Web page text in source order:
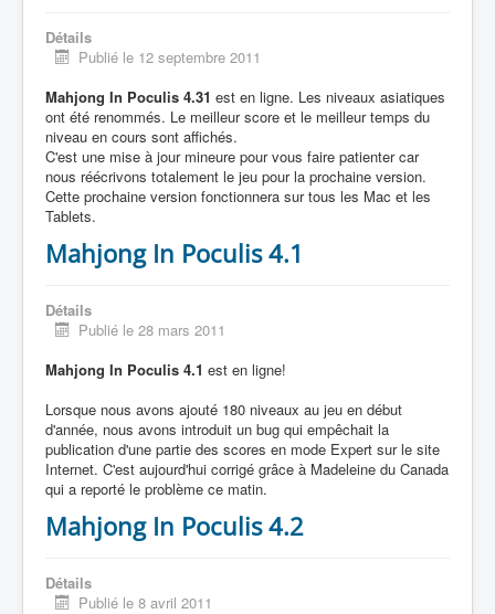
Détails
Publié le 12 septembre 2011
Mahjong In Poculis 4.31 est en ligne. Les niveaux asiatiques
ont été renommés. Le meilleur score et le meilleur temps du
niveau en cours sont affichés.
C'est une mise à jour mineure pour vous faire patienter car
nous réécrivons totalement le jeu pour la prochaine version.
Cette prochaine version fonctionnera sur tous les Mac et les
Tablets.
Mahjong In Poculis 4.1
Détails
Publié le 28 mars 2011
Mahjong In Poculis 4.1 est en ligne!
Lorsque nous avons ajouté 180 niveaux au jeu en début
d'année, nous avons introduit un bug qui empêchait la
publication d'une partie des scores en mode Expert sur le site
Internet. C'est aujourd'hui corrigé grâce à Madeleine du Canada
qui a reporté le problème ce matin.
Mahjong In Poculis 4.2
Détails
Publié le 8 avril 2011